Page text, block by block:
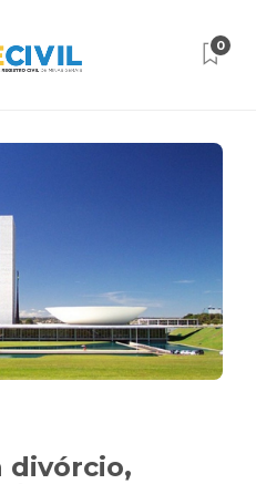
0
divórcio,